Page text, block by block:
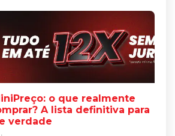
o que realmente
A lista definitiva para
verdade